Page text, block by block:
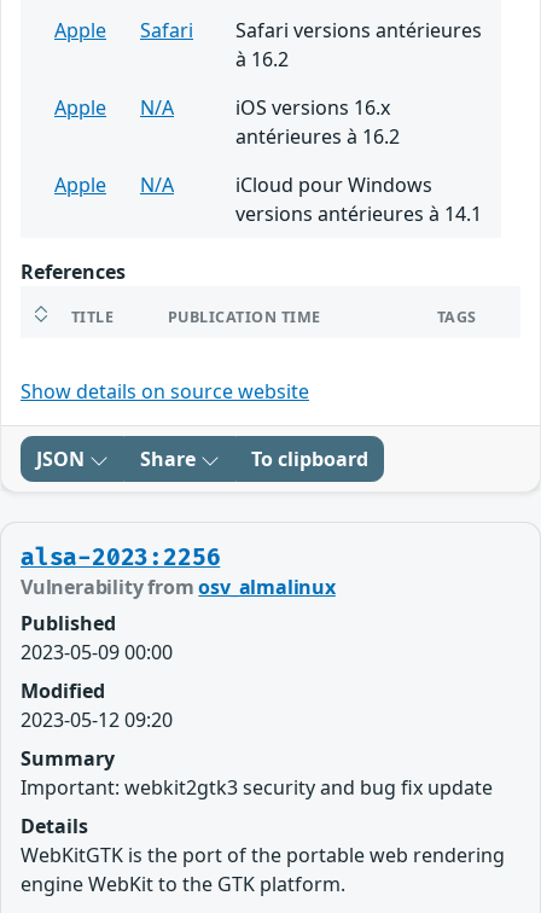
Apple Safari
Safari versions antérieures
à 16.2
Apple
N/A
iOS versions 16.x
antérieures à 16.2
Apple
N/A
iCloud pour Windows
versions antérieures à 14.1
References
TITLE PUBLICATION TIME TAGS
Show details on source website
JSON Share To clipboard
alsa-2023:2256
Vulnerability fromosv_almalinux
Published
2023-05-09 00:00
Modified
2023-05-12 09:20
Summary
Important: webkit2gtk3 security and bug fix update
Details
WebKitGTK is the port of the portable web rendering
engine WebKit to the GTK platform.